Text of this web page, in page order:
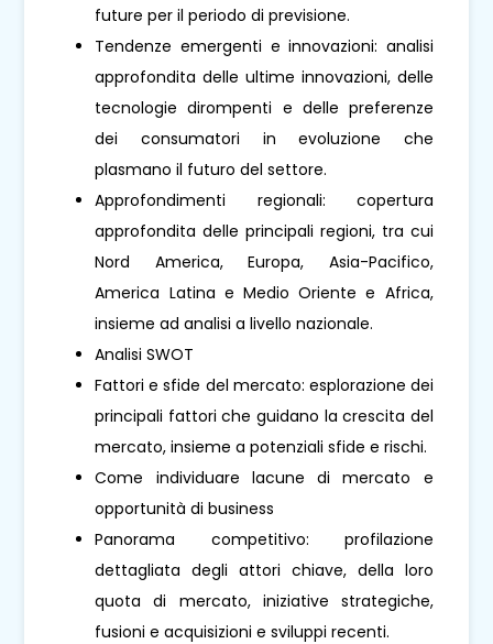
future per il periodo di previsione.
Tendenze emergenti e innovazioni: analisi
approfondita delle ultime innovazioni, delle
tecnologie dirompenti e delle preferenze
dei consumatori in evoluzione che
plasmano il futuro del settore.
Approfondimenti regionali: copertura
approfondita delle principali regioni, tra cui
Nord America, Europa, Asia-Pacifico,
America Latina e Medio Oriente e Africa,
insieme ad analisi a livello nazionale.
Analisi SWOT
Fattori e sfide del mercato: esplorazione dei
principali fattori che guidano la crescita del
mercato, insieme a potenziali sfide e rischi.
Come individuare lacune di mercato e
opportunità di business
Panorama competitivo: profilazione
dettagliata degli attori chiave, della loro
quota di mercato, iniziative strategiche,
fusioni e acquisizioni e sviluppi recenti.